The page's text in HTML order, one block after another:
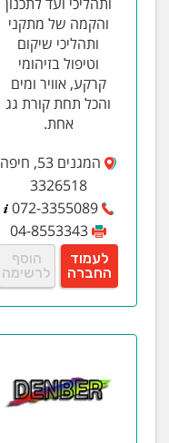
והקמה של מתקני
ותהליכי שיקום
וטיפול בזיהומי
קרקע, אוויר ומים
והכל תחת קורת גג
אחת.
המגנים 53, חיפה
3326518
072-3355089
04-8553343
לעמוד
החברה
הוסף
לרשימה